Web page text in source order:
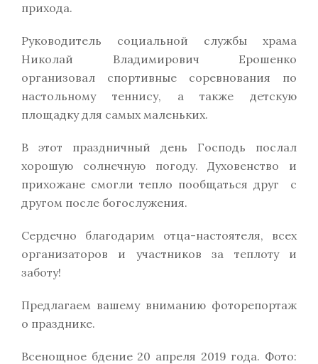
прихода.
Руководитель социальной службы храма
Николай Владимирович Ерошенко
организовал спортивные соревнования по
настольному теннису, а также детскую
площадку для самых маленьких.
В этот праздничный день Господь послал
хорошую солнечную погоду. Духовенство и
прихожане смогли тепло пообщаться друг с
другом после богослужения.
Сердечно благодарим отца-настоятеля, всех
организаторов и участников за теплоту и
заботу!
Предлагаем вашему вниманию фоторепортаж
о празднике.
Всенощное бдение 20 апреля 2019 года. Фото: